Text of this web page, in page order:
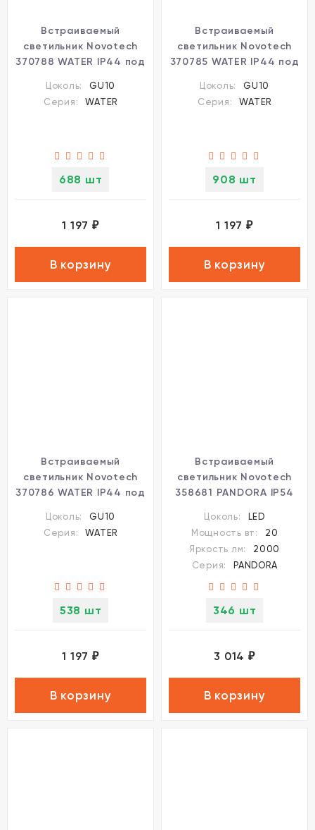
Встраиваемый
светильник Novotech
370788 WATER IP44 под
Цоколь:
GU10
Серия:
WATER
688 шт
1 197 ₽
В корзину
Встраиваемый
светильник Novotech
370785 WATER IP44 под
Цоколь:
GU10
Серия:
WATER
908 шт
1 197 ₽
В корзину
Встраиваемый
светильник Novotech
370786 WATER IP44 под
Цоколь:
GU10
Серия:
WATER
538 шт
1 197 ₽
В корзину
Встраиваемый
светильник Novotech
358681 PANDORA IP54
Цоколь:
LED
Мощность вт:
20
Яркость лм:
2000
Серия:
PANDORA
346 шт
3 014 ₽
В корзину